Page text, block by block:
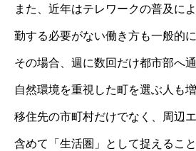
また、近年はテレワークの普及に
勤する必要がない働き方も一般的
その場合、週に数回だけ都市部へ
自然環境を重視した町を選ぶ人も
移住先の市町村だけでなく、周辺
含めて「生活圏」として捉えるこ